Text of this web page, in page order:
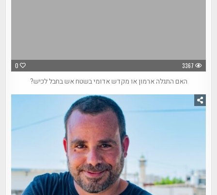
0 3367
האם התגלה ארמון או מקדש אדומי בשטח אש בחבל לכיש?